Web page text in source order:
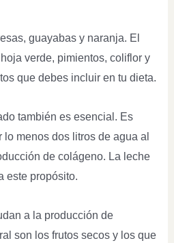
guayabas y naranja. El
verde, pimientos, coliflor y
que debes incluir en tu dieta.
también es esencial. Es
menos dos litros de agua al
de colágeno. La leche
este propósito.
a la producción de
son los frutos secos y los que